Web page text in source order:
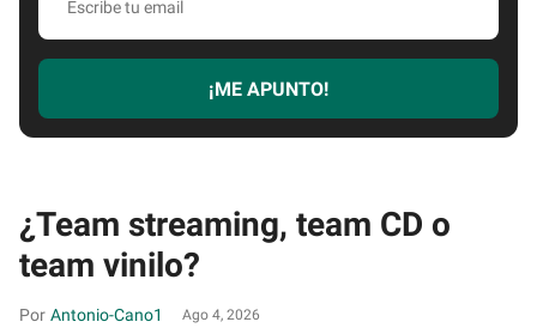
email
¡ME APUNTO!
¿Team streaming, team CD o
team vinilo?
Antonio-Cano1 Ago 4, 2026